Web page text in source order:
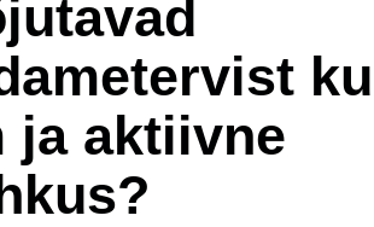
ja aktiivne